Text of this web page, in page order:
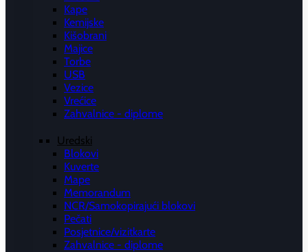
Kape
Kemijske
Kišobrani
Majice
Torbe
USB
Vezice
Vrećice
Zahvalnice - diplome
Uredski
Blokovi
Kuverte
Mape
Memorandum
NCR/Samokopirajući blokovi
Pečati
Posjetnice/vizitkarte
Zahvalnice - diplome